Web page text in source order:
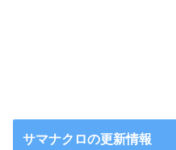
サマナクロの更新情報